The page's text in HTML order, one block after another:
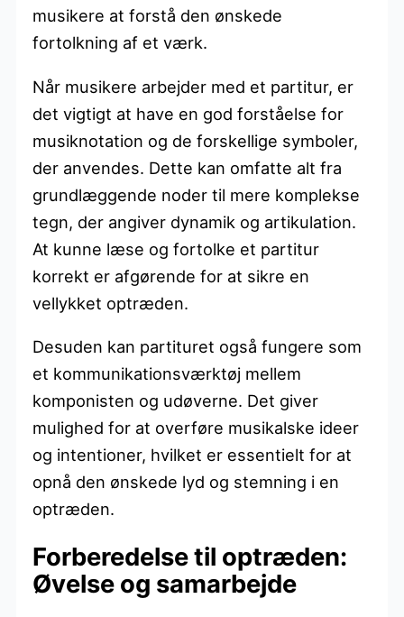
musikere at forstå den ønskede
fortolkning af et værk.
Når musikere arbejder med et partitur, er
det vigtigt at have en god forståelse for
musiknotation og de forskellige symboler,
der anvendes. Dette kan omfatte alt fra
grundlæggende noder til mere komplekse
tegn, der angiver dynamik og artikulation.
At kunne læse og fortolke et partitur
korrekt er afgørende for at sikre en
vellykket optræden.
Desuden kan partituret også fungere som
et kommunikationsværktøj mellem
komponisten og udøverne. Det giver
mulighed for at overføre musikalske ideer
og intentioner, hvilket er essentielt for at
opnå den ønskede lyd og stemning i en
optræden.
Forberedelse til optræden:
Øvelse og samarbejde